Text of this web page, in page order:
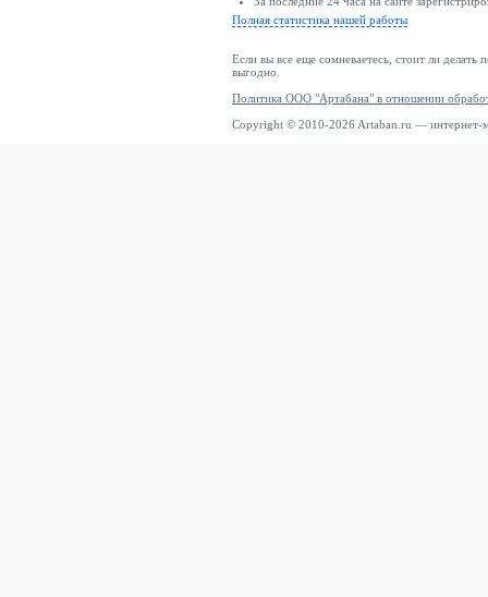
Полная статистика нашей работы
Если вы все еще сомневаетесь, стоит ли делать
выгодно.
Политика ООО "Артабана" в отношении
Copyright © 2010-2026 Artaban.ru — интернет-